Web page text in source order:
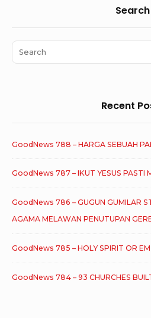
Area
Search
Search
for:
Recent
GoodNews 788 – HARGA SEBUAH
GoodNews 787 – IKUT YESUS PASTI
GoodNews 786 – GUGUN GUMILAR
AGAMA MELAWAN PENUTUPAN
GoodNews 785 – HOLY SPIRIT OR
GoodNews 784 – 93 CHURCHES